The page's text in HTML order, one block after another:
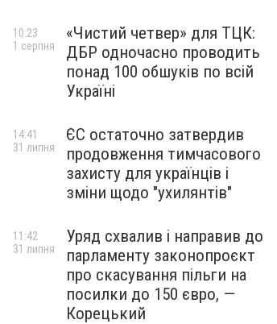
«Чистий четвер» для ТЦК:
ДБР одночасно проводить
понад 100 обшуків по всій
Україні
10:23
1 серпня
ЄС остаточно затвердив
продовження тимчасового
захисту для українців і
зміни щодо "ухилянтів"
14:41
31 липня
Уряд схвалив і направив до
парламенту законопроєкт
про скасування пільги на
посилки до 150 євро, —
Корецький
11:42
31 липня